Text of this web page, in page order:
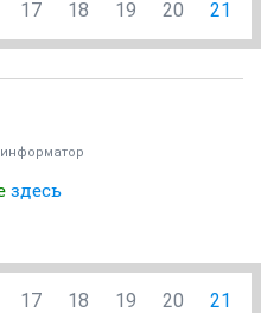
17 18 19 20 21
здесь
17 18 19 20 21